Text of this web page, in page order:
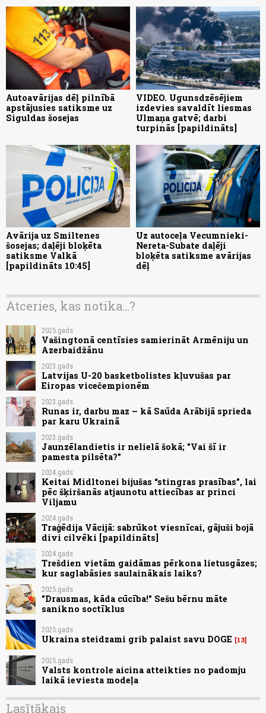
Autoavārijas dēļ pilnībā
apstājusies satiksme uz
Siguldas šosejas
VIDEO. Ugunsdzēsējiem
izdevies savaldīt liesmas
Ulmaņa gatvē; darbi
turpinās [papildināts]
Avārija uz Smiltenes
šosejas; daļēji bloķēta
satiksme Valkā
[papildināts 10:45]
Uz autoceļa Vecumnieki-
Nereta-Subate daļēji
bloķēta satiksme avārijas
dēļ
Atceries, kas notika...?
2025.gads
Vašingtonā centīsies samierināt Armēniju un
Azerbaidžānu
2023.gads
Latvijas U-20 basketbolistes kļuvušas par
Eiropas vicečempionēm
2023.gads
Runas ir, darbu maz – kā Saūda Arābijā sprieda
par karu Ukrainā
2023.gads
Jaunzēlandietis ir nelielā šokā; "Vai šī ir
pamesta pilsēta?"
2024.gads
Keitai Midltonei bijušas “stingras prasības”, lai
pēc šķiršanās atjaunotu attiecības ar princi
Viljamu
2024.gads
Traģēdija Vācijā: sabrūkot viesnīcai, gājuši bojā
divi cilvēki [papildināts]
2024.gads
Trešdien vietām gaidāmas pērkona lietusgāzes;
kur saglabāsies saulainākais laiks?
2025.gads
"Drausmas, kāda cūcība!" Sešu bērnu māte
sanikno soctīklus
2025.gads
Ukraina steidzami grib palaist savu DOGE 13
2025.gads
Valsts kontrole aicina atteikties no padomju
laikā ieviesta modeļa
Lasītākais